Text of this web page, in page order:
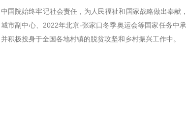
中国院始终牢记社会责任，为人民福祉和国家战略做出奉
城市副中心、2022年北京-张家口冬季奥运会等国家任务中
并积极投身于全国各地村镇的脱贫攻坚和乡村振兴工作中。